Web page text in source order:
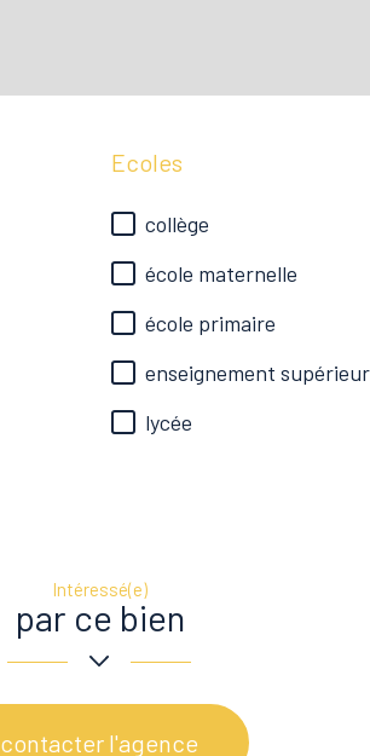
Ecoles
collège
école maternelle
école primaire
enseignement supérieur
lycée
Intéressé(e)
par ce bien
contacter l'agence